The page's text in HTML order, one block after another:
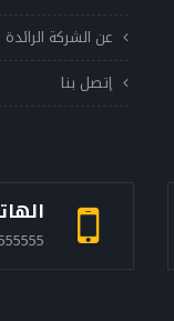
عن الشركة الرائدة
إتصل بنا